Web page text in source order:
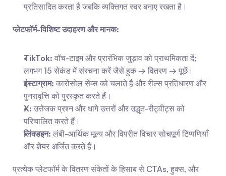
प्रतिसादित करता है जबकि व्यक्तिगत स्वर बनाए रखता है।
प्लेटफॉर्म-विशिष्ट उदाहरण और मानक:
TikTok: वॉच-टाइम और प्रारंभिक जुड़ाव को प्राथमिकता दें;
लगभग 15 सेकंड में संरचना करें जैसे हुक → वितरण → पूछें।
इंस्टाग्राम: कारोसोल सेव्स को चलाते हैं और रील्स प्रतिधारण और
पुनरावृत्ति को पुरस्कृत करते हैं।
X: उत्तेजक प्रश्न और धागे उत्तरों और उद्धृत-रीट्वीट्स को
परिचालित करते हैं।
लिंक्डइन: लंबी-आर्थिक मूल्य और विपरीत विचार सोचपूर्ण टिप्पणियाँ
और शेयर अर्जित करते हैं।
प्रत्येक प्लेटफॉर्म के वितरण संकेतों के हिसाब से CTAs, हुक्स, और